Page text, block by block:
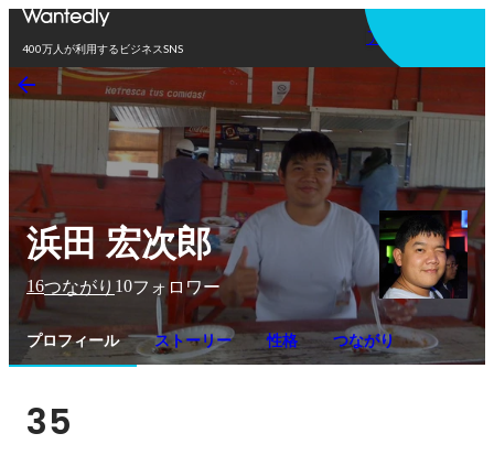
400万人が利用するビジネスSNS
アプリを使う
浜田 宏次郎
16つながり 10フォロワー
プロフィール ストーリー 性格 つながり
35